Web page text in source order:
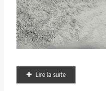
Lire la suite